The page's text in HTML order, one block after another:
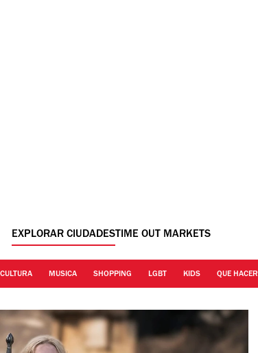
EXPLORAR CIUDADESTIME OUT MARKETS
MUSICA SHOPPING LGBT KIDS QUE HACER